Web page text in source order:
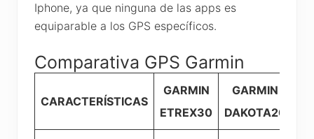
Iphone, ya que ninguna de las apps es
equiparable a los GPS específicos.
Comparativa GPS Garmin
CARACTERÍSTICAS
GARMIN
ETREX30
GARMIN
DAKOTA20